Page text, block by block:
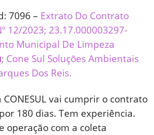
7096 – Extrato Do Contrato
12/2023; 23.17.000003297-
Municipal De Limpeza
; Cone Sul Soluções Ambientais
Dos Reis.
vai cumprir o contrato
180 dias. Tem experiência.
operação com a coleta